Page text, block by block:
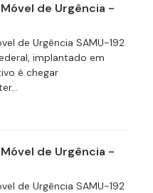
de Urgência -
de Urgência SAMU-192
implantado em
é chegar
de Urgência -
de Urgência SAMU-192